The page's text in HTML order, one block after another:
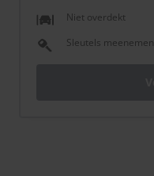
Niet overdekt
Sleutels meenemen